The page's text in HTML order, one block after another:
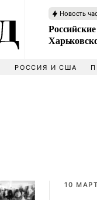
Новость
РОССИЯ И США
10